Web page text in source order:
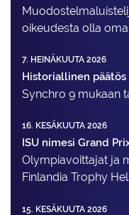
oikeudesta olla
7. HEINÄKUUTA 2026
Historiallinen
Synchro 9 mukaan
16. KESÄKUUTA 2026
ISU nimesi Grand
Olympiavoittajat ja
Finlandia Trophy
15. KESÄKUUTA 2026